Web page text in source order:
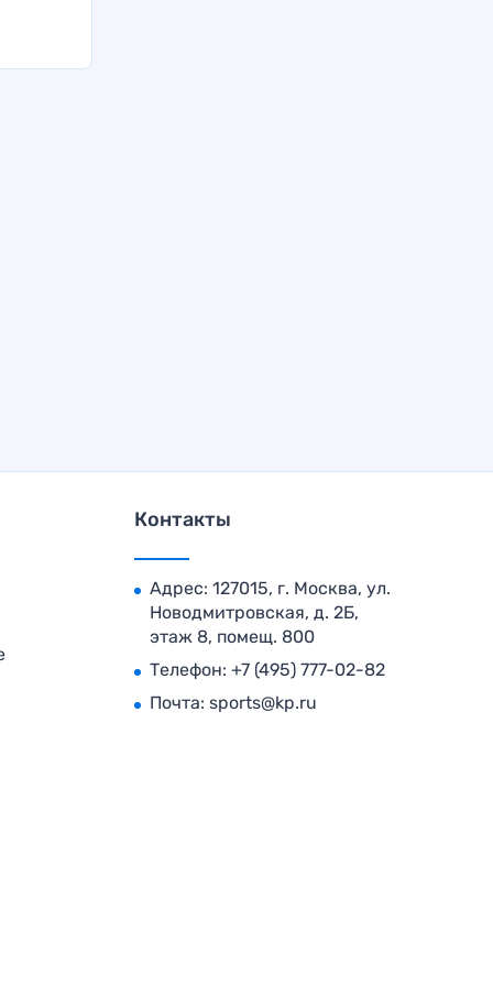
Контакты
Адрес: 127015, г. Москва, ул.
Новодмитровская, д. 2Б,
этаж 8, помещ. 800
Телефон: +7 (495) 777-02-82
Почта: sports@kp.ru